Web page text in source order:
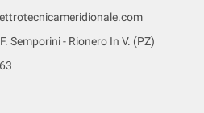
Semporini - Rionero In V. (PZ)